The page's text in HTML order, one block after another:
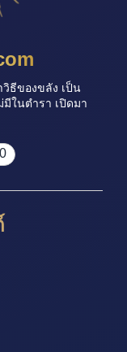
วิธีของขลัง เป็น
ในตำรา เปิดมา
0